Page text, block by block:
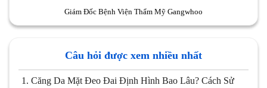
Giám Đốc Bệnh Viện Thẩm Mỹ Gangwhoo
Câu hỏi được xem nhiều nhất
1. Căng Da Mặt Đeo Đai Định Hình Bao Lâu? Cách Sử